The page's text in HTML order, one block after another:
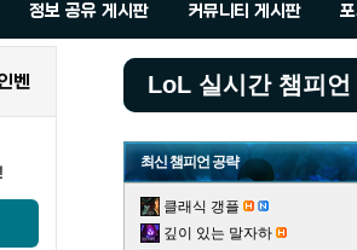
정보 공유 게시판 커뮤니티 게시판
벤 LoL 실시간 챔피언
최신 챔피언 공략
클래식 갱플
깊이 있는 말자하